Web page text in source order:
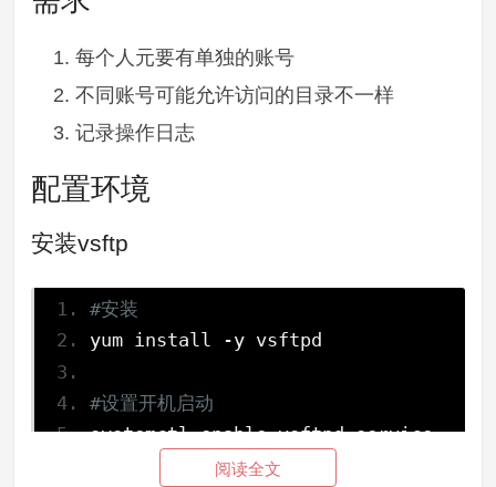
每个人元要有单独的账号
不同账号可能允许访问的目录不一样
记录操作日志
配置环境
安装vsftp
#安装
yum install
-y vsftpd
#设置开机启动
systemctl enable vsftpd.service
阅读全文